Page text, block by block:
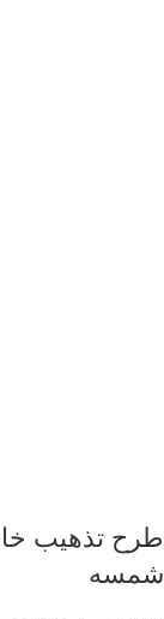
طرح تذهیب
شمسه